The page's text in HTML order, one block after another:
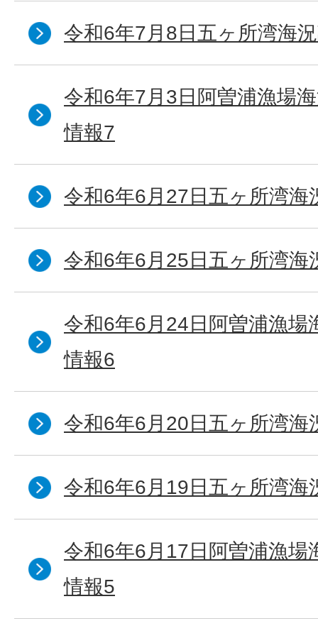
令和6年7月8日五ヶ所湾海
令和6年7月3日阿曽浦漁場
情報7
令和6年6月27日五ヶ所湾海
令和6年6月25日五ヶ所湾海
令和6年6月24日阿曽浦漁場
情報6
令和6年6月20日五ヶ所湾海
令和6年6月19日五ヶ所湾海
令和6年6月17日阿曽浦漁場
情報5